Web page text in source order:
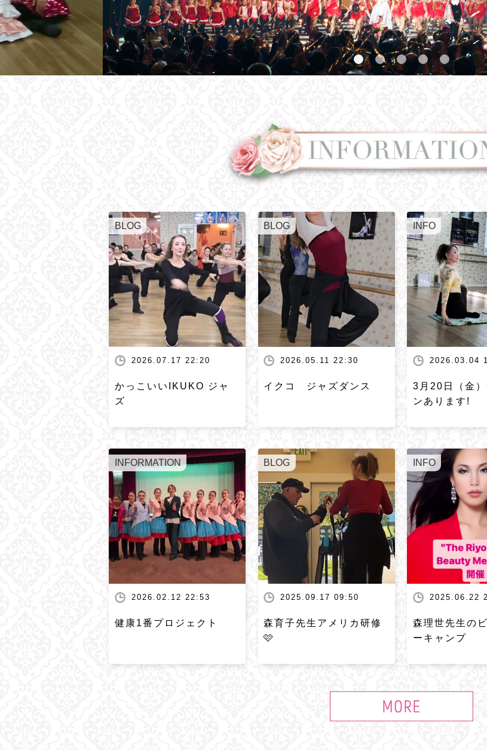
BLOG
2026.07.17 22:20
かっこいいIKUKO ジャ
ズ
BLOG
2026.05.11 22:30
イクコ ジャズダンス
INFO
2026.03.04
3月20日（金）
ンあります!
INFORMATION
2026.02.12 22:53
健康1番プロジェクト
BLOG
2025.09.17 09:50
森育子先生アメリカ研修
🩷
INFO
2025.06.22
森理世先生の
ーキャンプ